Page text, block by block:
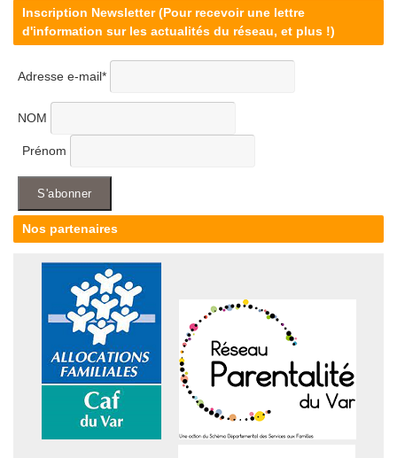
Inscription Newsletter (Pour recevoir une lettre
d'information sur les actualités du réseau, et plus !)
Adresse e-mail*
NOM
Prénom
Nos partenaires